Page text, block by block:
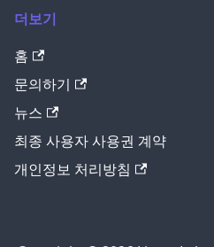
더보기
홈
문의하기
뉴스
최종 사용자 사용권 계약
개인정보 처리방침